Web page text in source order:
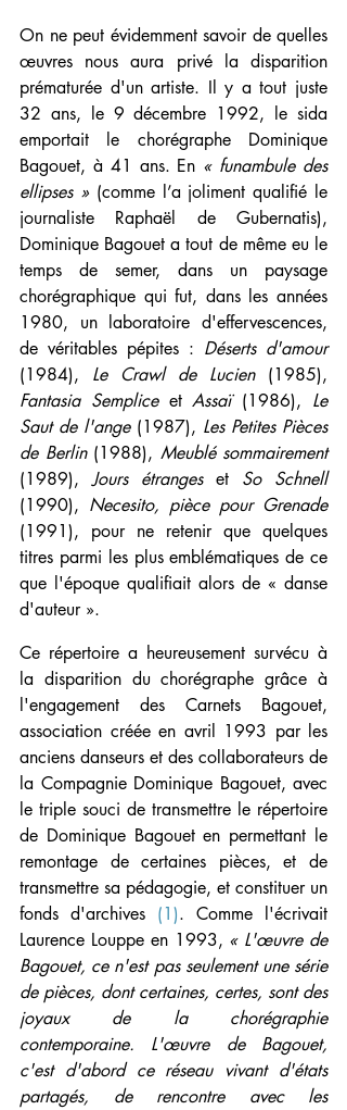
On ne peut évidemment savoir de quelles
œuvres nous aura privé la disparition
prématurée d'un artiste. Il y a tout juste
32 ans, le 9 décembre 1992, le sida
emportait le chorégraphe Dominique
Bagouet, à 41 ans. En « funambule des
ellipses » (comme l’a joliment qualifié le
journaliste Raphaël de Gubernatis),
Dominique Bagouet a tout de même eu le
temps de semer, dans un paysage
chorégraphique qui fut, dans les années
1980, un laboratoire d'effervescences,
de véritables pépites : Déserts d'amour
(1984), Le Crawl de Lucien
Fantasia Semplice et Assaï (1986), Le
Saut de l'ange (1987), Les Petites Pièces
de Berlin (1988), Meublé sommairement
(1989), Jours étranges et So Schnell
(1990), Necesito, pièce pour Grenade
(1991), pour ne retenir que quelques
titres parmi les plus emblématiques de ce
que l'époque qualifiait alors de « danse
d'auteur ».
Ce répertoire a heureusement survécu à
la disparition du chorégraphe grâce à
l'engagement des Carnets Bagouet,
association créée en avril 1993 par les
anciens danseurs et des collaborateurs de
la Compagnie Dominique Bagouet, avec
le triple souci de transmettre le répertoire
de Dominique Bagouet en permettant le
remontage de certaines pièces, et de
transmettre sa pédagogie, et constituer un
fonds d'archives (1). Comme l'écrivait
Laurence Louppe en 1993, « L'œuvre de
Bagouet, ce n'est pas seulement une série
de pièces, dont certaines, certes, sont des
joyaux de la chorégraphie
contemporaine. L'œuvre de Bagouet,
c'est d'abord ce réseau vivant d'états
partagés, de rencontre avec les